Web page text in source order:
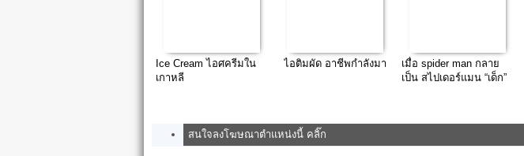
Ice Cream ไอศครีมใน
เกาหลี
ไอติมผัด อาชีพกำลังมา
เมื่อ spider man กลาย
เป็น สไปเดอร์แมน “เด็ก”
สนใจลงโฆษณาตำแหน่งนี้ คลิ๊ก